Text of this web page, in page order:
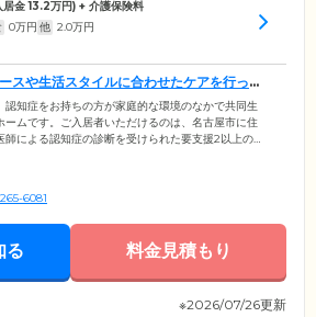
居金13.2万円) + 介護保険料
0万円 他 2.0万円
スや生活スタイルに合わせたケアを行って
認知症をお持ちの方が家庭的な環境のなかで共同生
ームです。ご入居者いただけるのは、名古屋市に住
師による認知症の診断を受けられた要支援2以上の
りに合わせたケアを実施しています。1日のスケジ
りと落ちついて過ごしていただけるよう配慮して
定員は18名。1フロア9名ずつの少人数で目の行き届
6081
る 料金見積もり
※2026/07/26更新